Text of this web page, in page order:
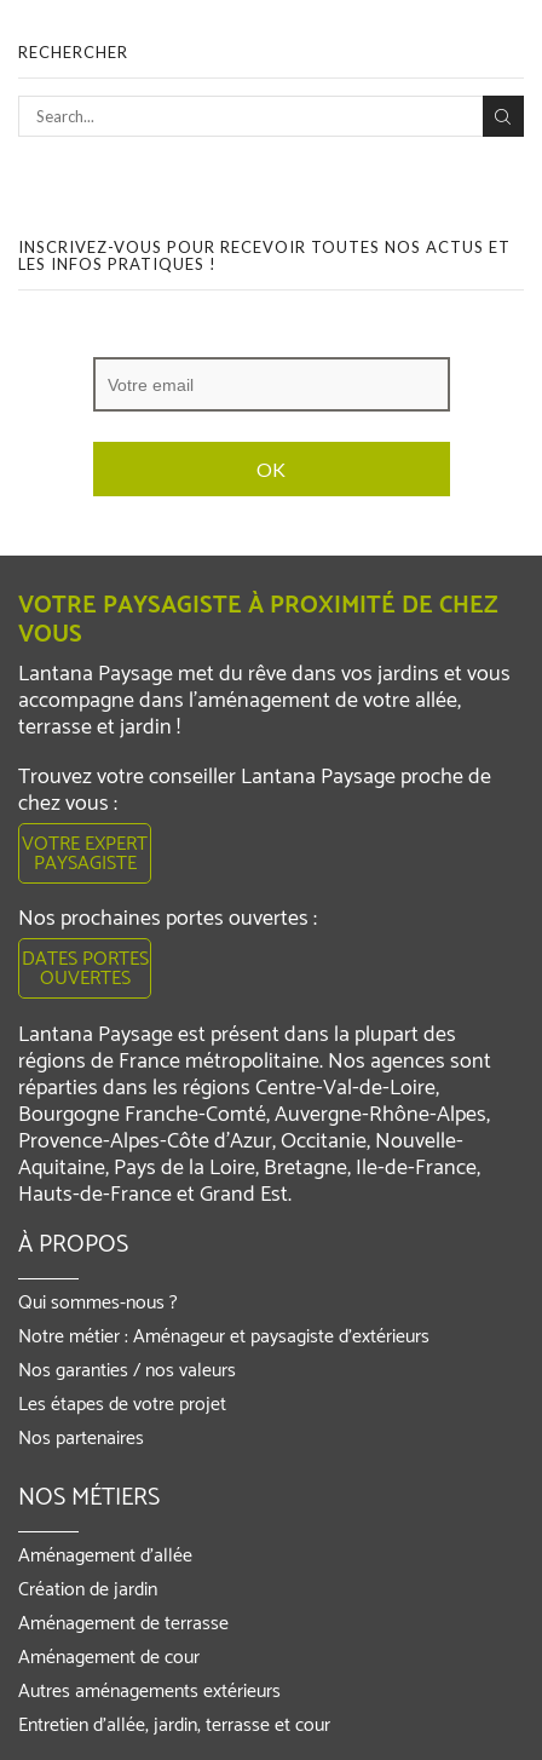
RECHERCHER
INSCRIVEZ-VOUS POUR RECEVOIR TOUTES NOS ACTUS ET
LES INFOS PRATIQUES !
VOTRE PAYSAGISTE À PROXIMITÉ DE CHEZ
VOUS
Lantana Paysage met du rêve dans vos jardins et vous
accompagne dans l’aménagement de votre allée,
terrasse et jardin !
Trouvez votre conseiller Lantana Paysage proche de
chez vous :
VOTRE EXPERT
PAYSAGISTE
Nos prochaines portes ouvertes :
DATES PORTES
OUVERTES
Lantana Paysage est présent dans la plupart des
régions de France métropolitaine. Nos agences sont
réparties dans les régions Centre-Val-de-Loire,
Bourgogne Franche-Comté, Auvergne-Rhône-Alpes,
Provence-Alpes-Côte d'Azur, Occitanie, Nouvelle-
Aquitaine, Pays de la Loire, Bretagne, Ile-de-France,
Hauts-de-France et Grand Est.
À PROPOS
Qui sommes-nous ?
Notre métier : Aménageur et paysagiste d’extérieurs
Nos garanties / nos valeurs
Les étapes de votre projet
Nos partenaires
NOS MÉTIERS
Aménagement d’allée
Création de jardin
Aménagement de terrasse
Aménagement de cour
Autres aménagements extérieurs
Entretien d’allée, jardin, terrasse et cour